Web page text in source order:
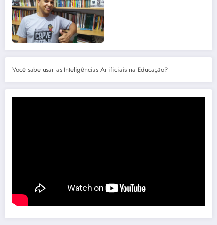
Você sabe usar as Inteligências Artificiais na Educação?